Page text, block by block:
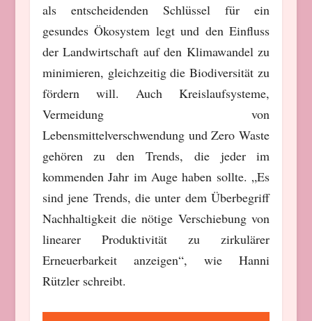
als entscheidenden Schlüssel für ein
gesundes Ökosystem legt und den Einfluss
der Landwirtschaft auf den Klimawandel zu
minimieren, gleichzeitig die Biodiversität zu
fördern will. Auch Kreislaufsysteme,
Vermeidung von
Lebensmittelverschwendung und Zero Waste
gehören zu den Trends, die jeder im
kommenden Jahr im Auge haben sollte. „Es
sind jene Trends, die unter dem Überbegriff
Nachhaltigkeit die nötige Verschiebung von
linearer Produktivität zu zirkulärer
Erneuerbarkeit anzeigen“, wie Hanni
Rützler schreibt.